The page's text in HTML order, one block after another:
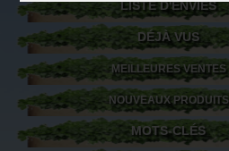
LISTE D'ENVIES
DÉJÀ VUS
MEILLEURES VENTES
NOUVEAUX PRODUITS
MOTS-CLÉS